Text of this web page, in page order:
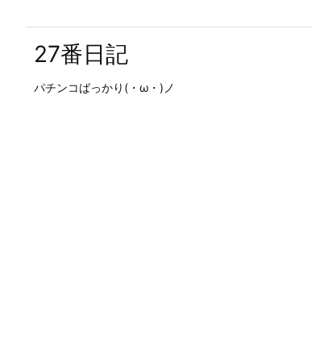
27番日記
パチンコばっかり(・ω・)ノ